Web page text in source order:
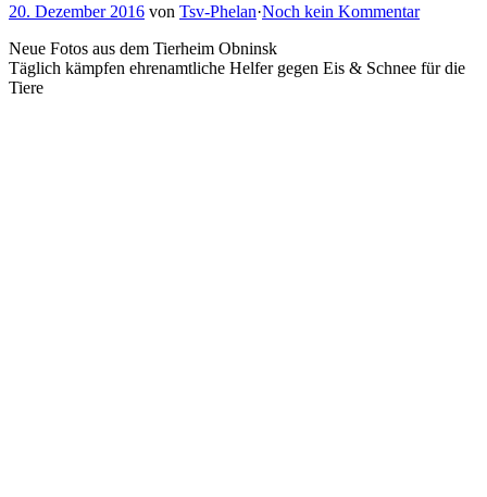
20. Dezember 2016 von Tsv-Phelan·Noch kein Kommentar
Neue Fotos aus dem Tierheim Obninsk
Täglich kämpfen ehrenamtliche Helfer gegen Eis & Schnee für die
Tiere